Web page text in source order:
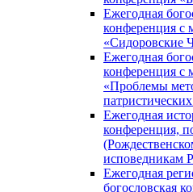
Ежегодная
конференция с
«Сидоровские
Ежегодная
конференция с
«Проблемы
Ежегодная
конференция,
исповедникам
Ежегодная
богословская